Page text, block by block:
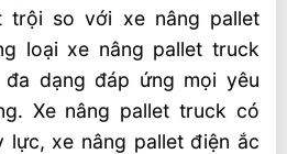
trội so với xe nâng pallet
loại xe nâng pallet truck
đa dạng đáp ứng mọi yêu
Xe nâng pallet truck có
lực, xe nâng pallet điện ắc